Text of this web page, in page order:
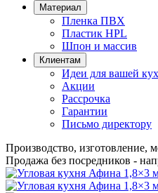
Материал
Пленка ПВХ
Пластик HPL
Шпон и массив
Клиентам
Идеи для вашей
Акции
Рассрочка
Гарантии
Письмо директору
Производство, изготовление,
Продажа без посредников -